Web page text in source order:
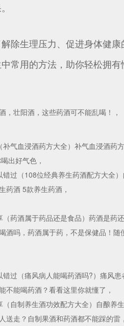
除生理压力、促进身体健
常用的方法，助你轻松拥有
壮阳酒，这些药酒可不能乱喝！，
补气血浸酒药方大全）补气血浸酒药
出好气色，
错过（108位经典养生药酒配方大全
药酒 5款养生药酒，
（药酒属于药品还是食品）药酒是药
酒吗，药酒属于药，不是保健品！随
错过（痛风病人能喝药酒吗?）痛风患
不能喝药酒？看看这里你就懂了，
（自制养生酒功效配方大全）自酿养
送走？自制果酒和药酒都不能踩的雷，